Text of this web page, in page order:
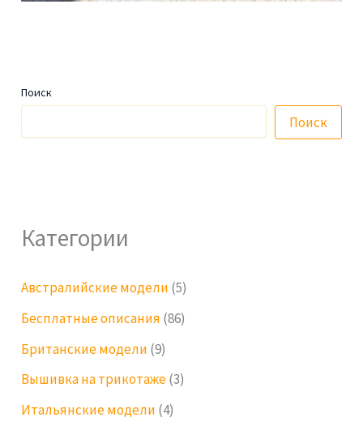
Поиск
Поиск
Категории
Австралийские модели (5)
Бесплатные описания (86)
Британские модели (9)
Вышивка на трикотаже(3)
Итальянские модели (4)